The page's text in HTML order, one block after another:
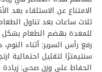
الامتناع عن الاستلقاء بعد
ثلاث ساعات بعد تناول
للمعدة بهضم الطعام
سنتيمترًا لتقليل احتمالية
الحفاظ على وزن صحي: